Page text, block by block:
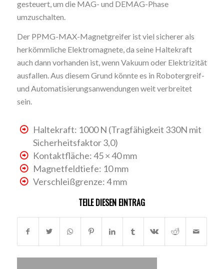
gesteuert, um die MAG- und DEMAG-Phase
umzuschalten.
Der PPMG-MAX-Magnetgreifer ist viel sicherer als
herkömmliche Elektromagnete, da seine Haltekraft
auch dann vorhanden ist, wenn Vakuum oder Elektrizität
ausfallen. Aus diesem Grund könnte es in Robotergreif-
und Automatisierungsanwendungen weit verbreitet
sein.
Haltekraft: 1000 N (Tragfähigkeit 330N mit
Sicherheitsfaktor 3,0)
Kontaktfläche: 45 × 40 mm
Magnetfeldtiefe: 10 mm
Verschleißgrenze: 4 mm
TEILE DIESEN EINTRAG